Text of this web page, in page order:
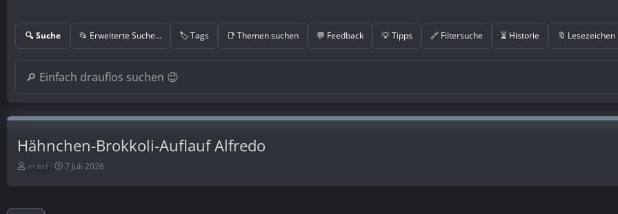
🔍 Suche 📂 Erweiterte Suche… 🏷️ Tags 📑 Themen suchen 💬 Feedback 💡 Tipps 🔗 Filtersuche ⏳ Historie 🔖 Lesezeichen
Hähnchen-Brokkoli-Auflauf Alfredo
E
märi
E
7 Juli 2026